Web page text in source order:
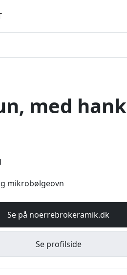
med hank
mikrobølgeovn
Se på noerrebrokeramik.dk
Se profilside